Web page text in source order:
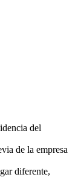
del
de la empresa
diferente,